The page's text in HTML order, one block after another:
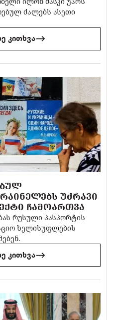
ძალებს ასეთი
კითხვა
ᲣᲫᲠᲐᲕᲘ
ᲩᲐᲛᲝᲐᲠᲗᲕᲐ
რუსული პასპორტის
ხელისუფლების
კითხვა